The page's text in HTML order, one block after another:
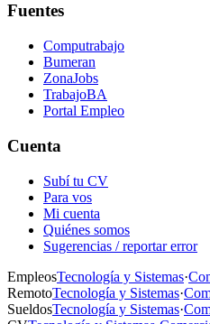
Fuentes
Computrabajo
Bumeran
ZonaJobs
TrabajoBA
Portal Empleo
Cuenta
Subí tu CV
Para vos
Mi cuenta
Quiénes somos
Sugerencias / reportar error
EmpleosTecnología y Sistemas·
RemotoTecnología y Sistemas·
SueldosTecnología y Sistemas·